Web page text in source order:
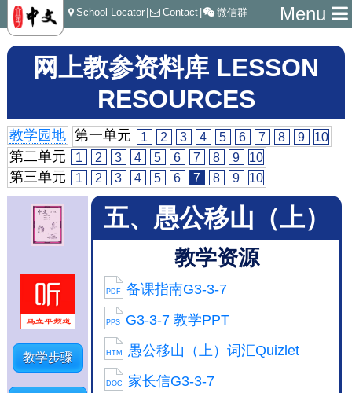
Menu
School Locator Contact 微信群
网上教参资料库 LESSON
RESOURCES
教学园地 第一单元 1 2 3 4 5 6 7 8 9 10
第二单元 1 2 3 4 5 6 7 8 9 10
第三单元 1 2 3 4 5 6 7 8 9 10
教学步骤
五、愚公移山（上）
教学资源
PDF 备课指南G3-3-7
PPS G3-3-7 教学PPT
HTM 愚公移山（上）词汇Quizlet
DOC 家长信G3-3-7